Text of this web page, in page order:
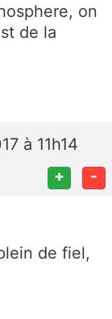
on
de la
à 11h14
+ -
de fiel,